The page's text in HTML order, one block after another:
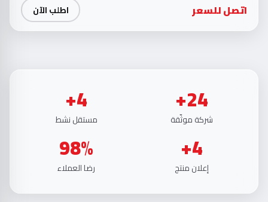
اتصل للسعر اطلب الآن
24+
شركة موثّقة
4+
مستقل نشط
4+
إعلان منتج
98%
رضا العملاء